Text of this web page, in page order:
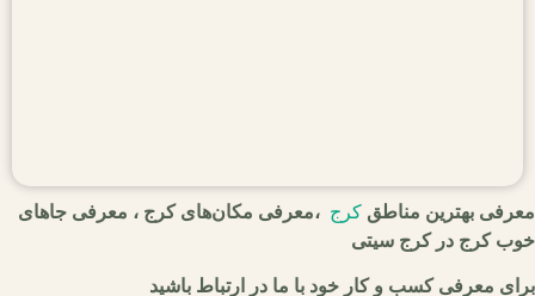
معرفی بهترین مناطق کرج ،معرفی مکان‌های کرج ، معرفی جاهای
خوب کرج در کرج سیتی
برای معرفی کسب و کار خود با ما در ارتباط باشید